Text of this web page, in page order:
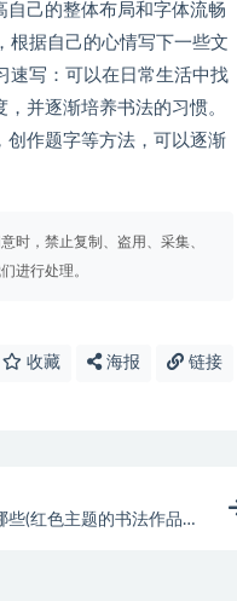
己的整体布局和字体流畅
根据自己的心情写下一些文
速写：可以在日常生活中找
并逐渐培养书法的习惯。
创作题字等方法，可以逐渐
时，禁止复制、盗用、采集、
进行处理。
收藏 海报 链接
(红色主题的书法作品篆